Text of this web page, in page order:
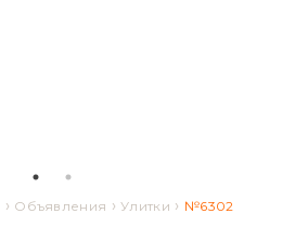
› Объявления ›Улитки › №6302